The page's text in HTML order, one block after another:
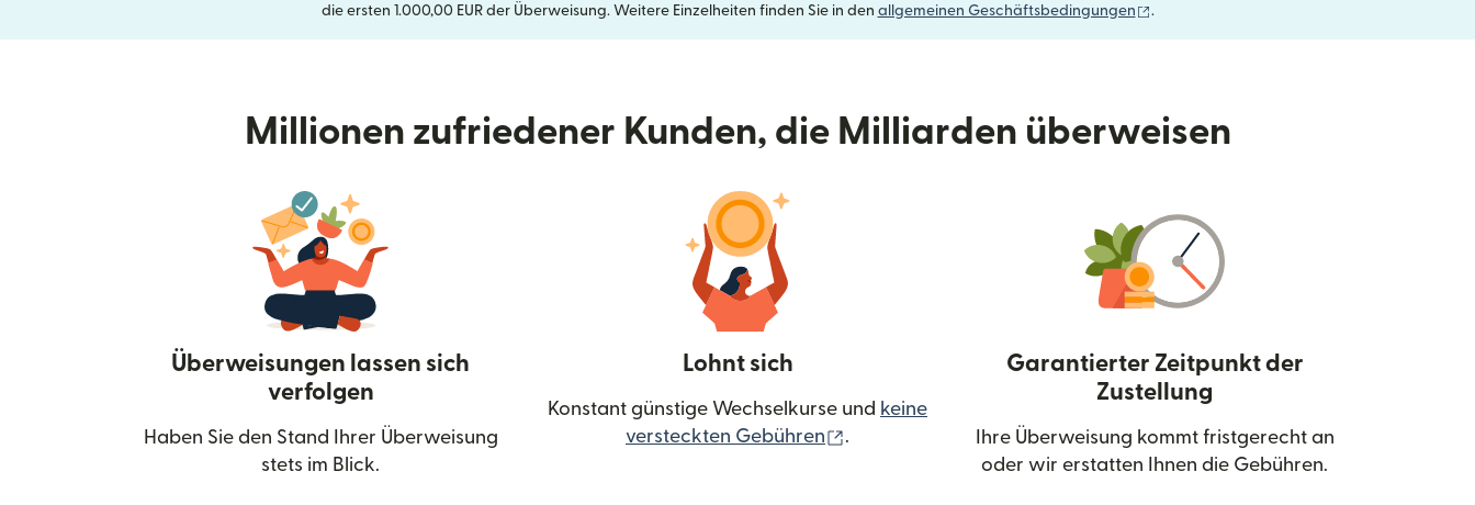
die ersten 1.000,00 EUR der Überweisung. Weitere Einzelheiten finden Sie in den allgemeinen Geschäftsbedingungen (wird in einem neuen Fenster geöffnet)
.
Millionen zufriedener Kunden, die Milliarden überweisen
Überweisungen lassen sich
verfolgen
Haben Sie den Stand Ihrer Überweisung
stets im Blick.
Lohnt sich
Konstant günstige Wechselkurse und keine
versteckten Gebühren
(wird in einem neuen Fenster geöffnet)
.
Garantierter Zeitpunkt der
Zustellung
Ihre Überweisung kommt fristgerecht an
oder wir erstatten Ihnen die Gebühren.